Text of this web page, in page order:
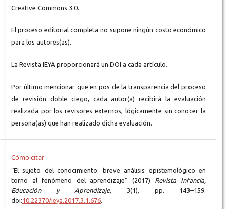
Creative Commons 3.0.
El proceso editorial completa no supone ningún costo económico
para los autores(as).
La Revista IEYA proporcionará un DOI a cada artículo.
Por último mencionar que en pos de la transparencia del proceso
de revisión doble ciego, cada autor(a) recibirá la evaluación
realizada por los revisores externos, lógicamente sin conocer la
persona(as) que han realizado dicha evaluación.
Cómo citar
“El sujeto del conocimiento: breve análisis epistemológico en
torno al fenómeno del aprendizaje” (2017) Revista Infancia,
Educación y Aprendizaje, 3(1), pp. 143–159.
doi:10.22370/ieya.2017.3.1.676.